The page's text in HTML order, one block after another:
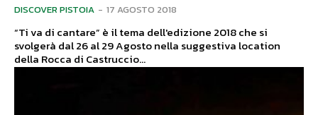
DISCOVER PISTOIA - 17 AGOSTO 2018
“Ti va di cantare” è il tema dell'edizione 2018 che si
svolgerà dal 26 al 29 Agosto nella suggestiva location
della Rocca di Castruccio...